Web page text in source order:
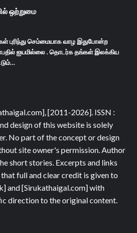
ஒற்றுமை
புரிந்து செம்மையாக வாழ இதுபோன்ற
ஐயமில்லை . தொடர்க தங்கள் இலக்கிய
[2011-2026]. ISSN :
design of this website is solely
No part of the concept or design
site owner's permission. Author
short stories. Excerpts and links
full and clear credit is given to
and [Sirukathaigal.com] with
direction to the original content.